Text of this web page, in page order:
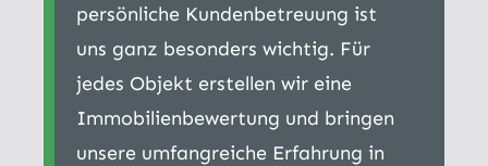
persönliche Kundenbetreuung ist
uns ganz besonders wichtig. Für
jedes Objekt erstellen wir eine
Immobilienbewertung und bringen
unsere umfangreiche Erfahrung in